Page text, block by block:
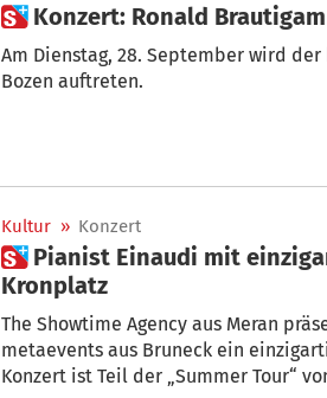
 Konzert: Ronald
Am Dienstag, 28. September wird der holländische Pianist Ronald Brautigam in
Bozen auftreten.
Kultur » Konzert
 Pianist Einaudi mit einzigartigem Konzert auf Gipfel des
Kronplatz
The Showtime Agency aus Meran
metaevents aus Bruneck ein
Konzert ist Teil der „Summer Tour“